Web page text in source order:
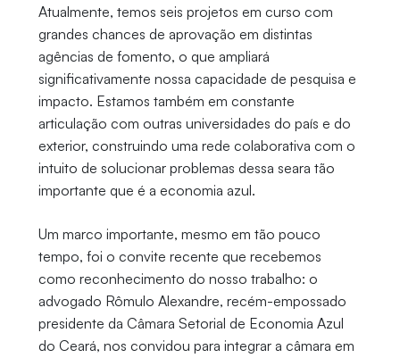
Atualmente, temos seis projetos em curso com
grandes chances de aprovação em distintas
agências de fomento, o que ampliará
significativamente nossa capacidade de pesquisa e
impacto. Estamos também em constante
articulação com outras universidades do país e do
exterior, construindo uma rede colaborativa com o
intuito de solucionar problemas dessa seara tão
importante que é a economia azul.
Um marco importante, mesmo em tão pouco
tempo, foi o convite recente que recebemos
como reconhecimento do nosso trabalho: o
advogado Rômulo Alexandre, recém-empossado
presidente da Câmara Setorial de Economia Azul
do Ceará, nos convidou para integrar a câmara em